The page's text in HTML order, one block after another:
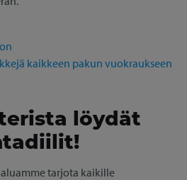
kaikkeen pakun vuokraukseen
löydät
tarjota kaikille